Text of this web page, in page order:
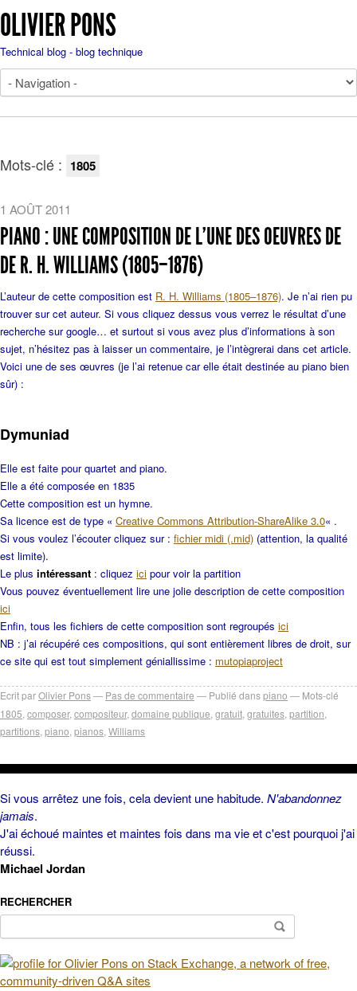
OLIVIER PONS
Technical blog - blog technique
Mots-clé : 1805
1 AOÛT 2011
PIANO : UNE COMPOSITION DE L'UNE DES OEUVRES DE
DE R. H. WILLIAMS (1805–1876)
L’auteur de cette composition est R. H. Williams (1805–1876). Je n’ai rien pu
trouver sur cet auteur. Si vous cliquez dessus vous verrez le résultat d’une
recherche sur google… et surtout si vous avez plus d’informations à son
sujet, n’hésitez pas à laisser un commentaire, je l’intègrerai dans cet article.
Voici une de ses œuvres (je l’ai retenue car elle était destinée au piano bien
sûr) :
Dymuniad
Elle est faite pour quartet and piano.
Elle a été composée en 1835
Cette composition est un hymne.
Sa licence est de type « Creative Commons Attribution-ShareAlike 3.0« .
Si vous voulez l’écouter cliquez sur : fichier midi (.mid) (attention, la qualité
est limite).
Le plus intéressant : cliquez ici pour voir la partition
Vous pouvez éventuellement lire une jolie description de cette composition
ici
Enfin, tous les fichiers de cette composition sont regroupés ici
NB : j’ai récupéré ces compositions, qui sont entièrement libres de droit, sur
ce site qui est tout simplement géniallissime : mutopiaproject
Ecrit parOlivier Pons Pas de commentaire Publié danspiano
Mots-clé
1805 composer, compositeur, domaine publique gratuit gratuites partition
partitions piano pianos Williams
Si vous arrêtez une fois, cela devient une habitude. N'abandonnez
jamais.
J'ai échoué maintes et maintes fois dans ma vie et c'est pourquoi j'ai
réussi.
Michael Jordan
RECHERCHER